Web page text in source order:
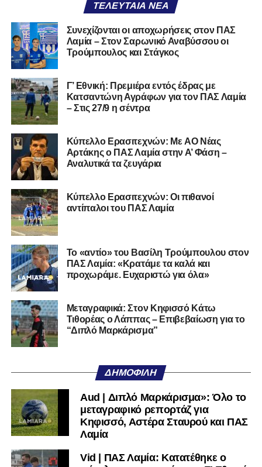
Ακολουθήστε τοlamiara.grστοGoogle News
μαθαίνετε πρώτοι τα κυανόλευκα νέα στην Ελλάδα και τον
Facebook, στοTwitterκαι στοInstagram για να
μαθαίνετε σε χρόνο dt όλα τα νέα.
ΤΕΛΕΥΤΑΊΑ ΝΈΑ
Συνεχίζονται οι αποχωρήσεις στον ΠΑΣ
Λαμία – Στον Σαρωνικό Αναβύσσου οι
Τρούμπουλος και Στάγκος
Γ’ Εθνική: Πρεμιέρα εντός έδρας με
Κατσαντώνη Αγράφων για τον ΠΑΣ Λαμία
– Στις 27/9 η σέντρα
Kύπελλο Ερασιτεχνών: Με AO Nέας
Αρτάκης ο ΠΑΣ Λαμία στην Α’ Φάση –
Αναλυτικά τα ζευγάρια
Κύπελλο Ερασιτεχνών: Οι πιθανοί
αντίπαλοι του ΠΑΣ Λαμία
Το «αντίο» του Βασίλη Τρούμπουλου στον
ΠΑΣ Λαμία: «Κρατάμε τα καλά και
προχωράμε. Ευχαριστώ για όλα»
Μεταγραφικά: Στον Κηφισσό Κάτω
Τιθορέας ο Λάππας – Επιβεβαίωση για το
“Διπλό Μαρκάρισμα”
ΔΗΜΟΦΙΛΉ
Aud | Διπλό Μαρκάρισμα»: Όλο το
μεταγραφικό ρεπορτάζ για
Κηφισσό, Αστέρα Σταυρού και ΠΑΣ
Λαμία
Vid | ΠΑΣ Λαμία: Κατατέθηκε ο